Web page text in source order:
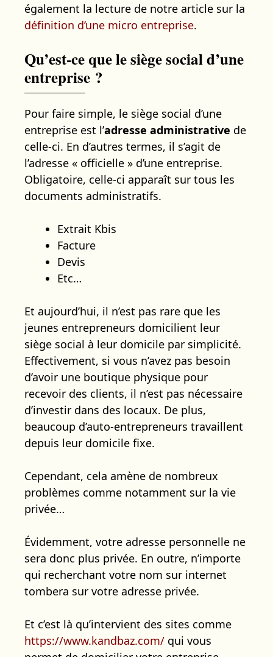
également la lecture de notre article sur la
définition d’une micro entreprise.
Qu’est-ce que le siège social d’une
entreprise ?
Pour faire simple, le siège social d’une
entreprise est l’adresse administrative de
celle-ci. En d’autres termes, il s’agit de
l’adresse « officielle » d’une entreprise.
Obligatoire, celle-ci apparaît sur tous les
documents administratifs.
Extrait Kbis
Facture
Devis
Etc…
Et aujourd’hui, il n’est pas rare que les
jeunes entrepreneurs domicilient leur
siège social à leur domicile par simplicité.
Effectivement, si vous n’avez pas besoin
d’avoir une boutique physique pour
recevoir des clients, il n’est pas nécessaire
d’investir dans des locaux. De plus,
beaucoup d’auto-entrepreneurs travaillent
depuis leur domicile fixe.
Cependant, cela amène de nombreux
problèmes comme notamment sur la vie
privée…
Évidemment, votre adresse personnelle ne
sera donc plus privée. En outre, n’importe
qui recherchant votre nom sur internet
tombera sur votre adresse privée.
Et c’est là qu’intervient des sites comme
https://www.kandbaz.com/ qui vous